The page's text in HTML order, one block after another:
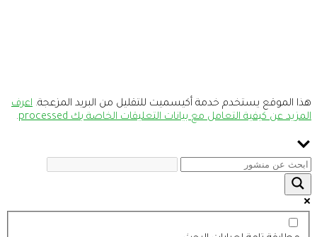
هذا الموقع يستخدم خدمة أكيسميت للتقليل من البريد المزعجة. اعرف
المزيد عن كيفية التعامل مع بيانات التعليقات الخاصة بك processed
.